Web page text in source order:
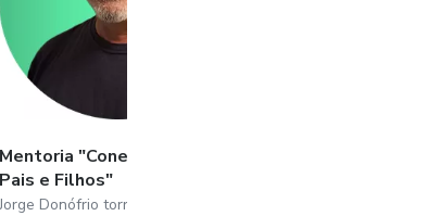
Mentoria "Conexão entre
Pais e Filhos"
Jorge Donófrio torres